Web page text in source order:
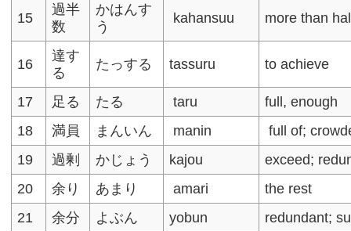
15
過半
数
かはんす
う
kahansuu more than
16
達す
る
たっする tassuru to achieve
17 足る たる taru
full, enough
18
満員 まんいん manin
full of;
19
過剰 かじょう kajou
exceed;
20
余り あまり amari
the rest
21
余分 よぶん yobun
redundant;